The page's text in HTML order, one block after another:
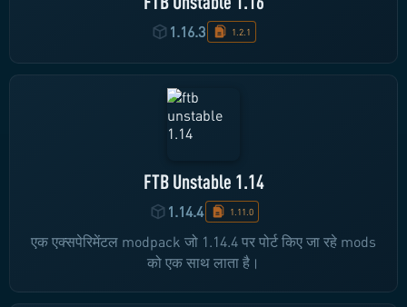
1.16.3 1.2.1
FTB Unstable 1.14
1.14.4 1.11.0
एक एक्सपेरिमेंटल modpack जो 1.14.4 पर पोर्ट किए जा रहे mods
को एक साथ लाता है।